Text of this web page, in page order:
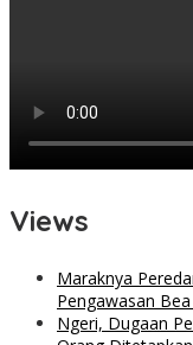
Views
Maraknya
Pengawasan
Ngeri, Dugaan